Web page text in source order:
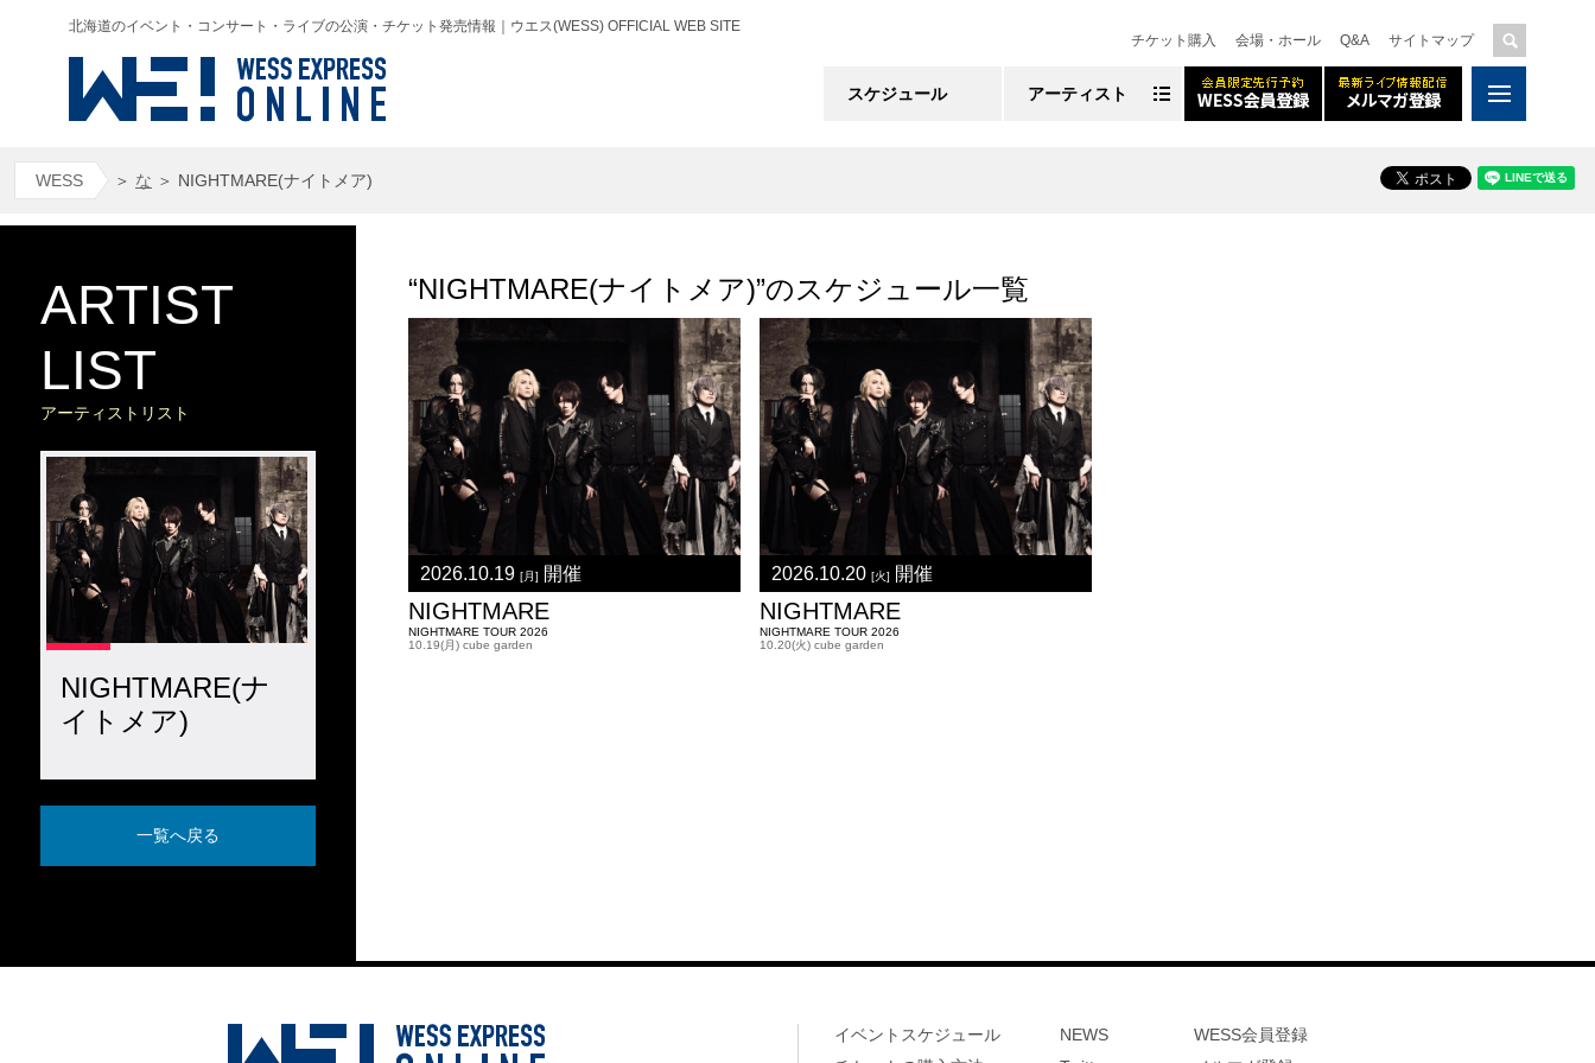
北海道のイベント・コンサート・ライブの公演・チケット発売情報｜ウエス(WESS) OFFICIAL WEB SITE
チケット購入
会場・ホール Q&A サイトマップ
スケジュール アーティスト
WESS ＞ な ＞ NIGHTMARE(ナイトメア)
ARTIST
LIST
アーティストリスト
NIGHTMARE(ナ
イトメア)
一覧へ戻る
“NIGHTMARE(ナイトメア)”のスケジュール一覧
2026.10.19 [月] 開催
NIGHTMARE
NIGHTMARE TOUR 2026
10.19(月) cube garden
2026.10.20 [火] 開催
NIGHTMARE
NIGHTMARE TOUR 2026
10.20(火) cube garden
イベントスケジュール
NEWS
WESS会員登録